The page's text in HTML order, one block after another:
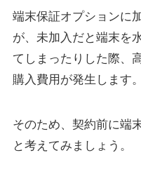
端末保証オプションに
が、未加入だと端末を
てしまったりした際、
購入費用が発生します。
そのため、契約前に端
と考えてみましょう。